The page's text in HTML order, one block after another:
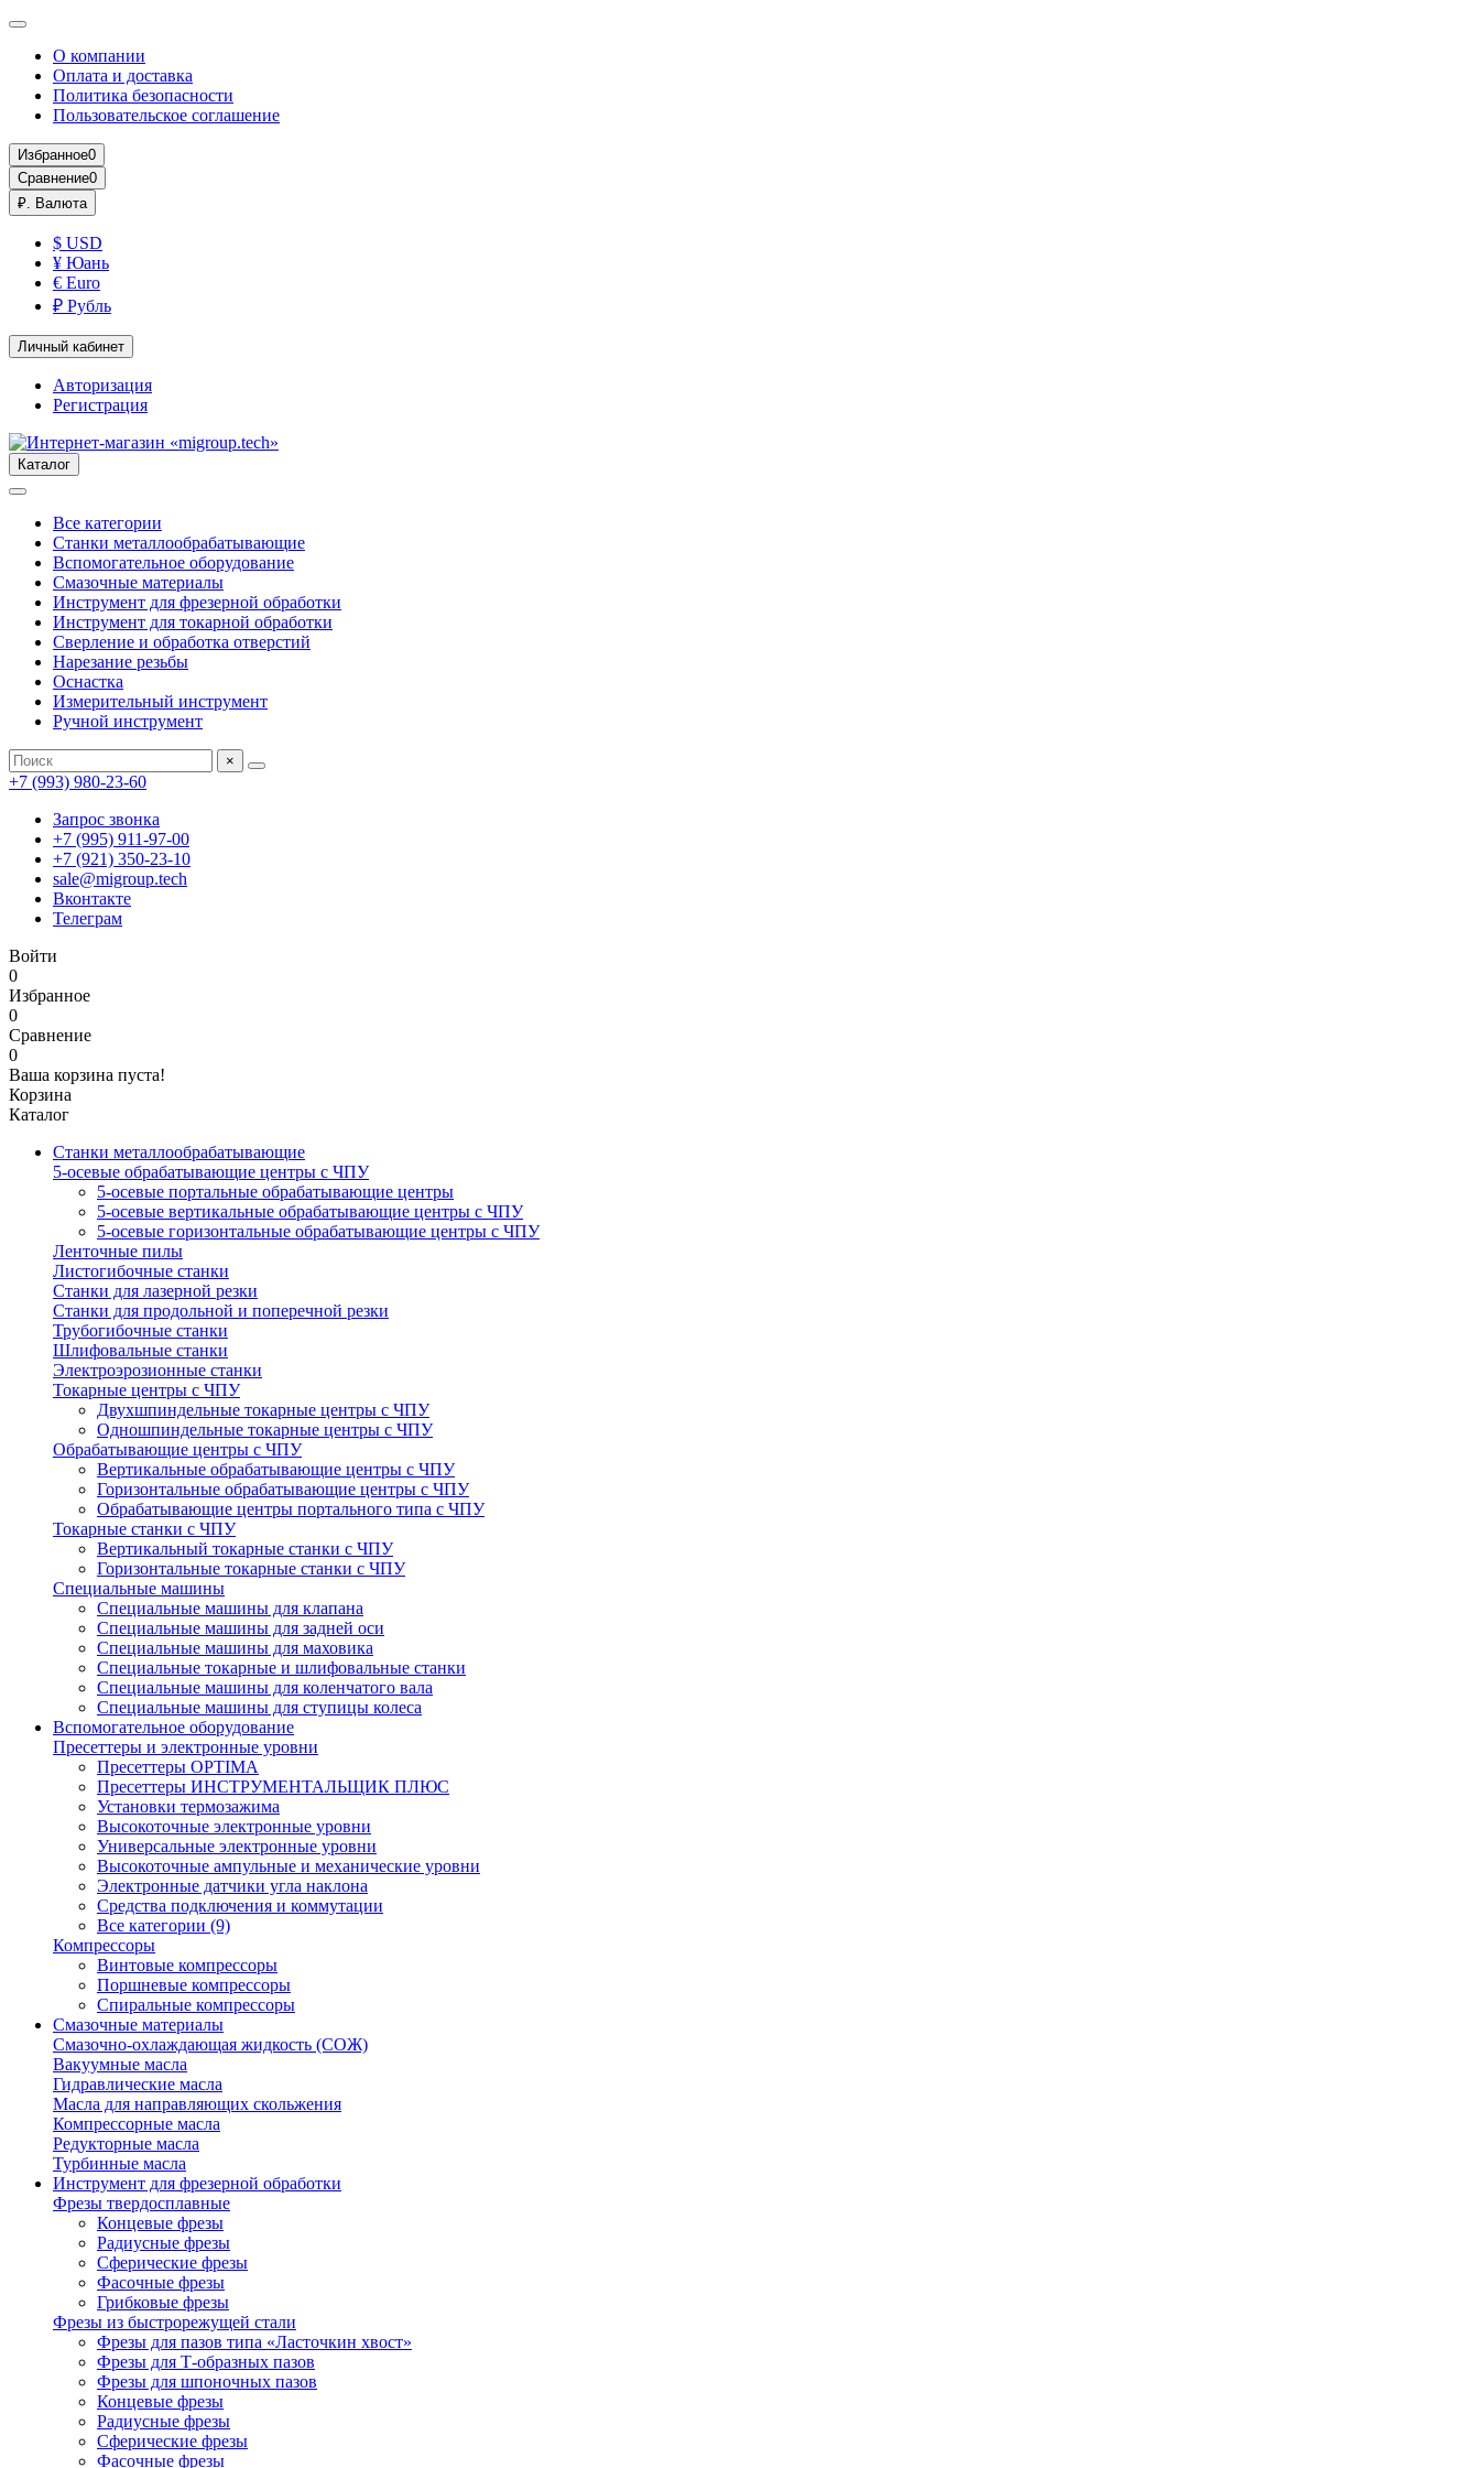
О компании
Оплата и доставка
Политика безопасности
Пользовательское соглашение
Избранное0
Сравнение0
₽. Валюта
$ USD
¥ Юань
€ Euro
₽ Рубль
Личный кабинет
Авторизация
Регистрация
Каталог
Все категории
Станки металлообрабатывающие
Вспомогательное оборудование
Смазочные материалы
Инструмент для фрезерной обработки
Инструмент для токарной обработки
Сверление и обработка отверстий
Нарезание резьбы
Оснастка
Измерительный инструмент
Ручной инструмент
×
+7 (993) 980-23-60
Запрос звонка
+7 (995) 911-97-00
+7 (921) 350-23-10
sale@migroup.tech
Вконтакте
Телеграм
Войти
0
Избранное
0
Сравнение
0
Ваша корзина пуста!
Корзина
Каталог
Станки металлообрабатывающие
5-осевые обрабатывающие центры с ЧПУ
5-осевые портальные обрабатывающие центры
5-осевые вертикальные обрабатывающие центры с ЧПУ
5-осевые горизонтальные обрабатывающие центры с ЧПУ
Ленточные пилы
Листогибочные станки
Станки для лазерной резки
Станки для продольной и поперечной резки
Трубогибочные станки
Шлифовальные станки
Электроэрозионные станки
Токарные центры с ЧПУ
Двухшпиндельные токарные центры с ЧПУ
Одношпиндельные токарные центры с ЧПУ
Обрабатывающие центры с ЧПУ
Вертикальные обрабатывающие центры с ЧПУ
Горизонтальные обрабатывающие центры с ЧПУ
Обрабатывающие центры портального типа с ЧПУ
Токарные станки с ЧПУ
Вертикальный токарные станки с ЧПУ
Горизонтальные токарные станки с ЧПУ
Специальные машины
Специальные машины для клапана
Специальные машины для задней оси
Специальные машины для маховика
Специальные токарные и шлифовальные станки
Специальные машины для коленчатого вала
Специальные машины для ступицы колеса
Вспомогательное оборудование
Пресеттеры и электронные уровни
Пресеттеры OPTIMA
Пресеттеры ИНСТРУМЕНТАЛЬЩИК ПЛЮС
Установки термозажима
Высокоточные электронные уровни
Универсальные электронные уровни
Высокоточные ампульные и механические уровни
Электронные датчики угла наклона
Средства подключения и коммутации
Все категории (9)
Компрессоры
Винтовые компрессоры
Поршневые компрессоры
Спиральные компрессоры
Смазочные материалы
Смазочно-охлаждающая жидкость (СОЖ)
Вакуумные масла
Гидравлические масла
Масла для направляющих скольжения
Компрессорные масла
Редукторные масла
Турбинные масла
Инструмент для фрезерной обработки
Фрезы твердосплавные
Концевые фрезы
Радиусные фрезы
Сферические фрезы
Фасочные фрезы
Грибковые фрезы
Фрезы из быстрорежущей стали
Фрезы для пазов типа «Ласточкин хвост»
Фрезы для Т-образных пазов
Фрезы для шпоночных пазов
Концевые фрезы
Радиусные фрезы
Сферические фрезы
Фасочные фрезы